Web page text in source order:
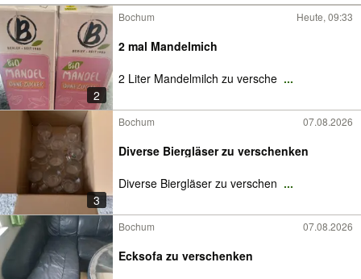
2
Bochum Heute, 09:33
2 mal Mandelmich
2 Liter Mandelmilch zu versche ...
3
Bochum 07.08.2026
Diverse Biergläser zu verschenken
Diverse Biergläser zu verschen ...
Bochum 07.08.2026
Ecksofa zu verschenken